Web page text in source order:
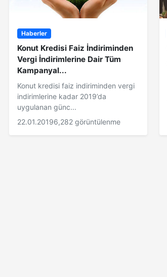
Haberler
Konut Kredisi Faiz İndiriminden
Vergi İndirimlerine Dair Tüm
Kampanyal...
Konut kredisi faiz indiriminden vergi
indirimlerine kadar 2019’da
uygulanan günc...
22.01.20196,282 görüntülenme